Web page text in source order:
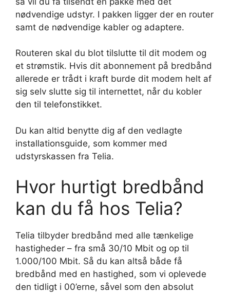
nødvendige udstyr. I pakken ligger der en router
samt de nødvendige kabler og adaptere.
Routeren skal du blot tilslutte til dit modem og
et strømstik. Hvis dit abonnement på bredbånd
allerede er trådt i kraft burde dit modem helt af
sig selv slutte sig til internettet, når du kobler
den til telefonstikket.
Du kan altid benytte dig af den vedlagte
installationsguide, som kommer med
udstyrskassen fra Telia.
Hvor hurtigt bredbånd
kan du få hos Telia?
Telia tilbyder bredbånd med alle tænkelige
hastigheder – fra små 30/10 Mbit og op til
1.000/100 Mbit. Så du kan altså både få
bredbånd med en hastighed, som vi oplevede
den tidligt i 00’erne, såvel som den absolut